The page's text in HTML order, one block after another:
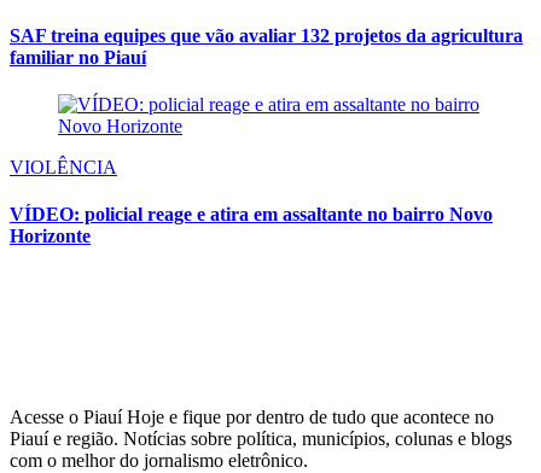
SAF treina equipes que vão avaliar 132 projetos da agricultura
familiar no Piauí
VIOLÊNCIA
VÍDEO: policial reage e atira em assaltante no bairro Novo
Horizonte
Acesse o Piauí Hoje e fique por dentro de tudo que acontece no
Piauí e região. Notícias sobre política, municípios, colunas e blogs
com o melhor do jornalismo eletrônico.